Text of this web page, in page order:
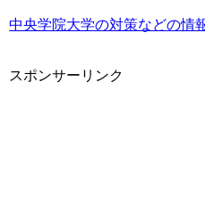
中央学院大学の対策などの情
スポンサーリンク